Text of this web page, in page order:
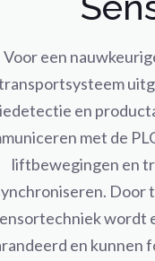
Voor een
en
met de
liftbewegingen en
Door
wordt
en kunnen